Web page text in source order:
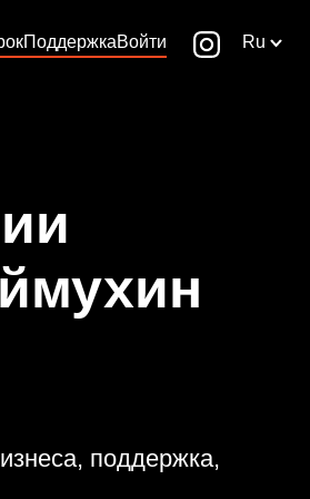
ПоддержкаВойти Ru
поддержка,